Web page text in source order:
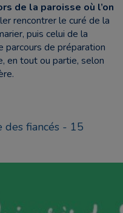
de la paroisse où l’on
rencontrer le curé de la
puis celui de la
parcours de préparation
en tout ou partie, selon
des fiancés - 15